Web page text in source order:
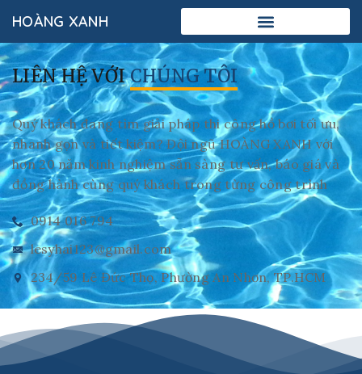
HOÀNG XANH
LIÊN HỆ VỚICHÚNG TÔI
Quý khách đang tìm giải pháp thi công hồ bơi tối ưu,
nhanh gọn và tiết kiệm? Đội ngũ HOÀNG XANH với
hơn 20 năm kinh nghiệm sẵn sàng tư vấn, báo giá và
đồng hành cùng quý khách trong từng công trình
0914 016 794
lesyhai123@gmail.com
234/59 Lê Đức Thọ, Phường An Nhơn, TP.HCM